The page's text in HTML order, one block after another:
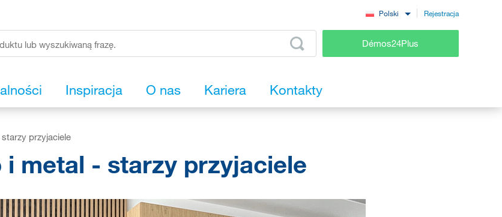
Polski Rejestracja
Démos24Plus
Inspiracja O nas Kariera Kontakty
przyjaciele
i metal - starzy przyjaciele